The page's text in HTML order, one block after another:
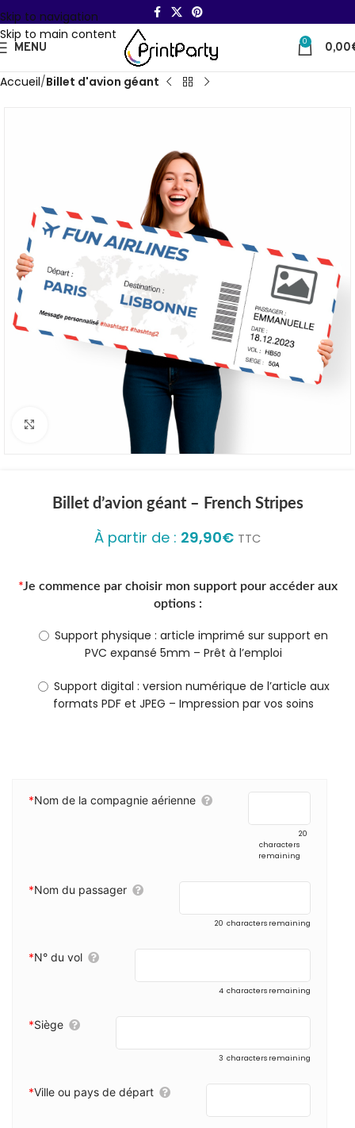
Skip to navigation
Skip to main content
MENU 0 0,00
Accueil Billet d'avion géant
Click to enlarge
Billet d’avion géant – French Stripes
À partir de : 29,90€ TTC
*Je commence par choisir mon support pour accéder aux
options :
Support physique : article imprimé sur support en
PVC expansé 5mm – Prêt à l’emploi
Support digital : version numérique de l’article aux
formats PDF et JPEG – Impression par vos soins
*Nom de la compagnie aérienne
20
characters
remaining
*Nom du passager
20 characters remaining
*N° du vol
4 characters remaining
*Siège
3 characters remaining
*Ville ou pays de départ